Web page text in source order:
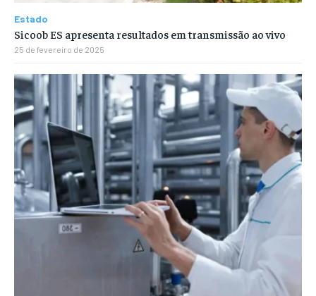
Estado
Sicoob ES apresenta resultados em transmissão ao vivo
25 de fevereiro de 2025